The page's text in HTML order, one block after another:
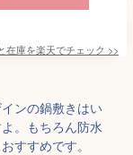
在庫を楽天でチェック >>
ンの鍋敷きはい
。もちろん防水
すすめです。